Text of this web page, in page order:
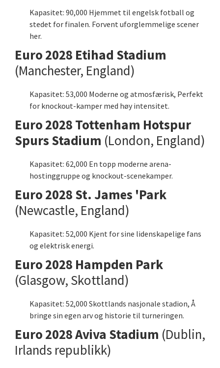
Kapasitet: 90,000 Hjemmet til engelsk fotball og
stedet for finalen. Forvent uforglemmelige scener
her.
Euro 2028 Etihad Stadium
(Manchester, England)
Kapasitet: 53,000 Moderne og atmosfærisk, Perfekt
for knockout-kamper med høy intensitet.
Euro 2028 Tottenham Hotspur
Spurs Stadium (London, England)
Kapasitet: 62,000 En topp moderne arena-
hostinggruppe og knockout-scenekamper.
Euro 2028 St. James 'Park
(Newcastle, England)
Kapasitet: 52,000 Kjent for sine lidenskapelige fans
og elektrisk energi.
Euro 2028 Hampden Park
(Glasgow, Skottland)
Kapasitet: 52,000 Skottlands nasjonale stadion, Å
bringe sin egen arv og historie til turneringen.
Euro 2028 Aviva Stadium (Dublin,
Irlands republikk)